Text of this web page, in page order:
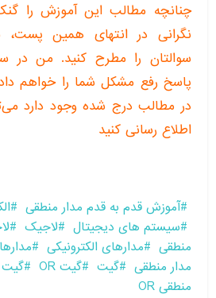
چنانچه مطالب این آموزش را
نگرانی در انتهای همین
سوالتان را مطرح کنید. من در
پاسخ رفع مشکل شما را خواهم
در مطالب درج شده وجود دارد
اطلاع رسانی کنید
آموزش قدم به قدم مدار منطقی
سیستم های دیجیتال
لاجیک
منطقی
مدارهای الکترونیکی
مدار منطقی
گیت گیت OR گیت
منطقی OR